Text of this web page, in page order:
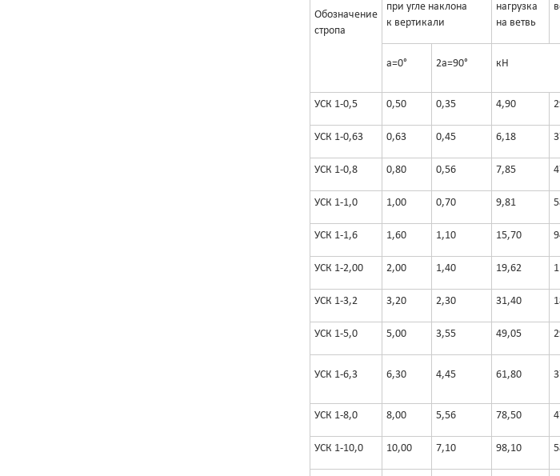
Обозначение
стропа
при угле наклона
к вертикали
нагрузка
на ветвь
a=0° 2a=90° кН
УСК 1-0,5 0,50 0,35 4,90
УСК 1-0,63 0,63 0,45 6,18
УСК 1-0,8 0,80 0,56 7,85
УСК 1-1,0 1,00 0,70 9,81
УСК 1-1,6 1,60 1,10 15,70
УСК 1-2,00 2,00 1,40 19,62
УСК 1-3,2 3,20 2,30 31,40
УСК 1-5,0 5,00 3,55 49,05
УСК 1-6,3 6,30 4,45 61,80
УСК 1-8,0 8,00 5,56 78,50
УСК 1-10,0 10,00 7,10 98,10